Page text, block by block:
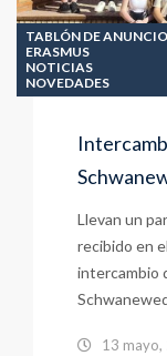
TABLÓN DE
ERASMUS
NOTICIAS
NOVEDADES
Llevan un
recibido en
intercambio
13 mayo,